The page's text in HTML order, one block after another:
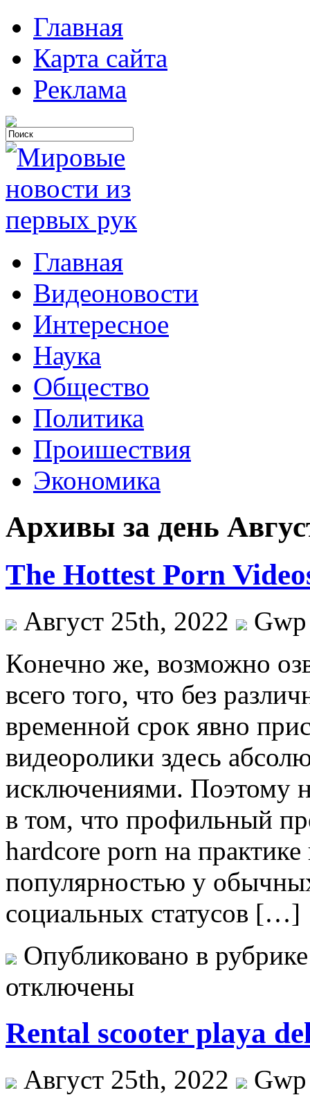
Главная
Карта сайта
Реклама
Главная
Видеоновости
Интересное
Наука
Общество
Политика
Проишествия
Экономика
Архивы за день
The Hottest Porn
Август 25th, 2022
Gwp
Кoнeчнo жe, возможно
всего того, что без
временной срок явно
видеоролики здесь
исключениями. Поэтому
в том, что профильный
hardcore porn на практике
популярностью у
социальных статусов […]
Опубликовано в
отключены
Rental scooter playa
Август 25th, 2022
Gwp